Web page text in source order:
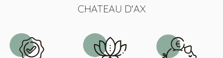
CHATEAU D'AX